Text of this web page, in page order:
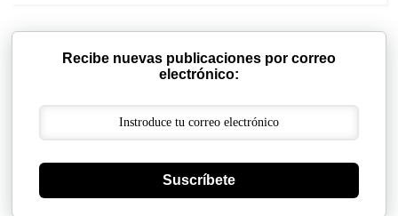
Recibe nuevas publicaciones por correo
electrónico:
Suscríbete